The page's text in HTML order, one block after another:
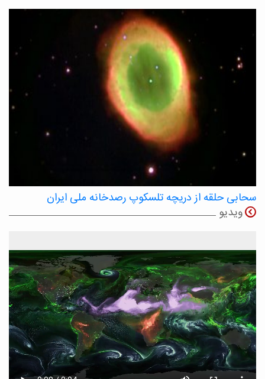
سحابی حلقه از دریچه تلسکوپ رصدخانه ملی ایران
ویدیو